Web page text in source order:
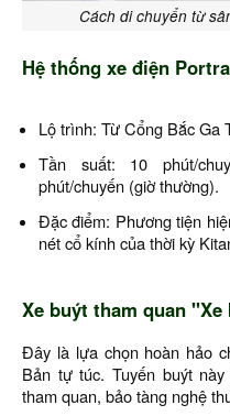
Cách di chuyển từ
Hệ thống xe điện
Lộ trình: Từ Cổng Bắc Ga
Tần suất: 10 phút/
phút/chuyến (giờ thường).
Đặc điểm: Phương tiện
nét cổ kính của thời kỳ
Xe buýt tham quan
Đây là lựa chọn hoàn hảo
Bản tự túc. Tuyến buýt
tham quan, bảo tàng nghệ